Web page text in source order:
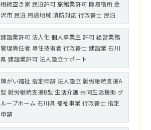
相続空き家 民泊許可 旅館業許可 簡易宿所 金
沢市 民泊 用途地域 消防対応 行政書士 民泊
建設業許可 法人化 個人事業主 許可 経営業務
管理責任者 専任技術者 行政書士 建設業 石川
県 建設業許可 法人設立サポート
障がい福祉 指定申請 法人設立 就労継続支援A
型 就労継続支援B型 生活介護 共同生活援助 グ
ループホーム 石川県 福祉事業 行政書士 指定
申請